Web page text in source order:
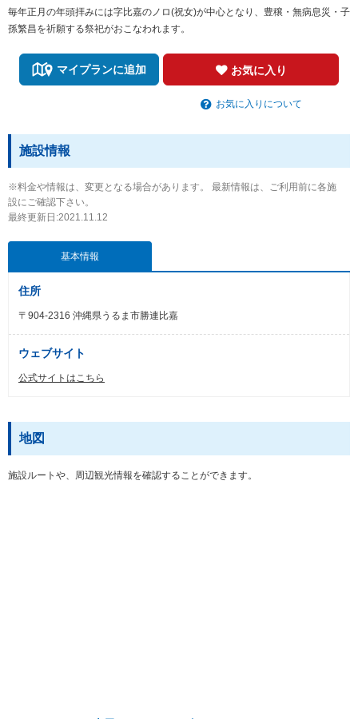
毎年正月の年頭拝みには字比嘉のノロ(祝女)が中心となり、豊穣・無病息災・子
孫繁昌を祈願する祭祀がおこなわれます。
マイプランに追加 お気に入り
お気に入りについて
施設情報
※料金や情報は、変更となる場合があります。 最新情報は、ご利用前に各施
設にご確認下さい。
最終更新日:2021.11.12
基本情報
住所
〒904-2316 沖縄県うるま市勝連比嘉
ウェブサイト
公式サイトはこちら
地図
施設ルートや、周辺観光情報を確認することができます。